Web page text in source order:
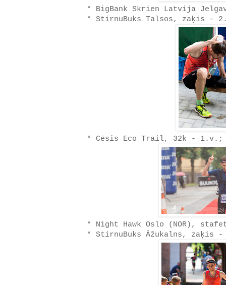
* BigBank Skrien Latvija
* StirnuBuks Talsos, zaķis -
* Cēsis Eco Trail, 32k - 1.v.;
* Night Hawk Oslo (NOR),
* StirnuBuks Āžukalns, zaķis